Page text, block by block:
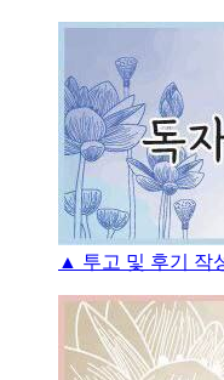
▲ 투고 및 후기 작